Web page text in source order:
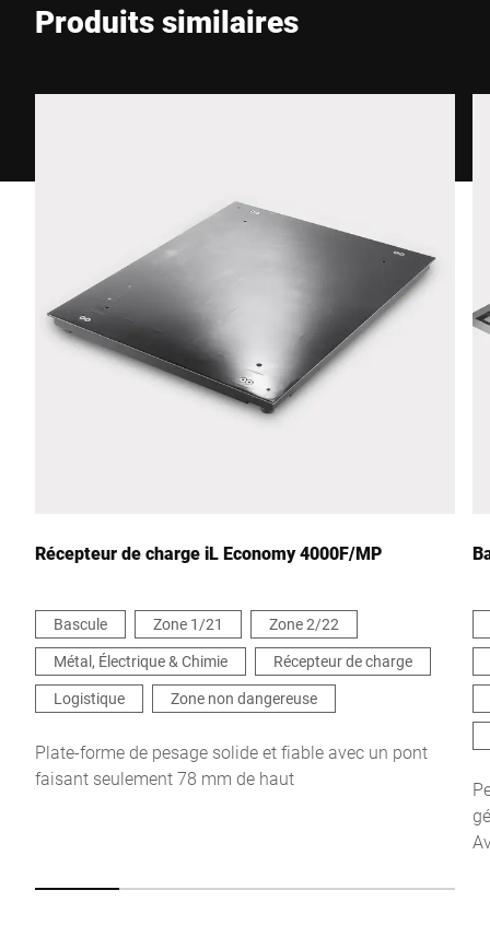
Ville *
Je confirme par la présente que j'accepte l'utilisation de mes
données pour traiter cette demande De plus amples informations
peuvent être trouvées dans leDéclaration de protection des
Produits similaires
Récepteur de charge iL Economy 4000F/MP
Bascule Zone 1/21
Zone 2/22
Métal, Électrique & Chimie
Récepteur de charge
Logistique
Zone non dangereuse
Plate-forme de pesage solide et fiable avec un pont
faisant seulement 78 mm de haut